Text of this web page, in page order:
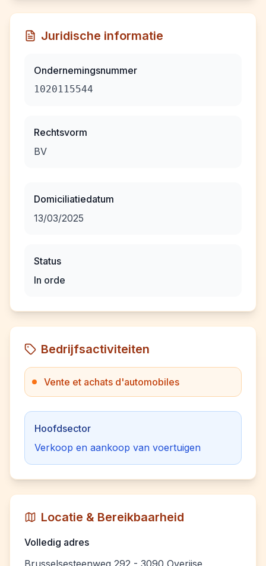
Juridische informatie
Ondernemingsnummer
1020115544
Rechtsvorm
BV
Domiciliatiedatum
13/03/2025
Status
In orde
Bedrijfsactiviteiten
Vente et achats d'automobiles
Hoofdsector
Verkoop en aankoop van voertuigen
Locatie & Bereikbaarheid
Volledig adres
Brusselsesteenweg 292 - 3090 Overijse